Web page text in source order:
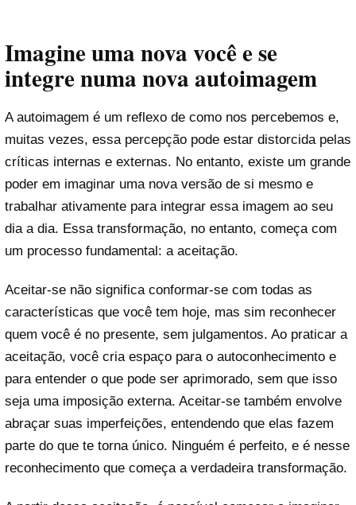
Imagine uma nova você e se
integre numa nova autoimagem
A autoimagem é um reflexo de como nos percebemos e,
muitas vezes, essa percepção pode estar distorcida pelas
críticas internas e externas. No entanto, existe um grande
poder em imaginar uma nova versão de si mesmo e
trabalhar ativamente para integrar essa imagem ao seu
dia a dia. Essa transformação, no entanto, começa com
um processo fundamental: a aceitação.
Aceitar-se não significa conformar-se com todas as
características que você tem hoje, mas sim reconhecer
quem você é no presente, sem julgamentos. Ao praticar a
aceitação, você cria espaço para o autoconhecimento e
para entender o que pode ser aprimorado, sem que isso
seja uma imposição externa. Aceitar-se também envolve
abraçar suas imperfeições, entendendo que elas fazem
parte do que te torna único. Ninguém é perfeito, e é nesse
reconhecimento que começa a verdadeira transformação.